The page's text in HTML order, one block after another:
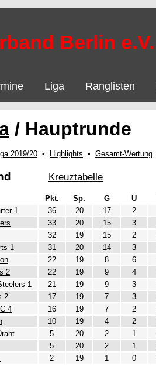
Berlin e.V.
Liga Ranglisten
/ Hauptrunde
2019/20 • Highlights • Gesamt-Wertung
Kreuztabelle
Pkt. Sp. G U
1 36 20 17 2
33 20 15 3
32 19 15 2
1 31 20 14 3
22 19 8 6
2 22 19 9 4
1 21 19 9 3
2 17 19 7 3
4 16 19 7 2
10 19 4 2
5 20 2 1
5 20 2 1
2 19 1 0